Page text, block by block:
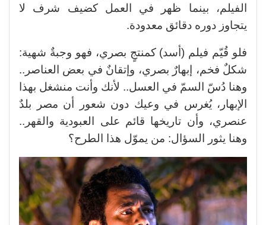
الفيلم، بينما ظهر في العمل كضيف شرف لا
يتجاوز دوره دقائق معدودة.
فلو قُيّم فيلم (أسد) كمنتجٍ بصري، فهو وجبةٌ شهية:
شكلٌ فخم، إبهارٌ بصري، وإتقانٌ في بعض العناصر..
وهنا دُسّ السمّ في العسل.. لأنك وأنت منشغل بهذا
الإبهار، يُغرس في وعيك دون شعور أن مصر بلدٌ
عنصري، وأن تاريخها قائم على العبودية والقهر..
وهنا يثور السؤال: من يموّل هذا الطرح؟